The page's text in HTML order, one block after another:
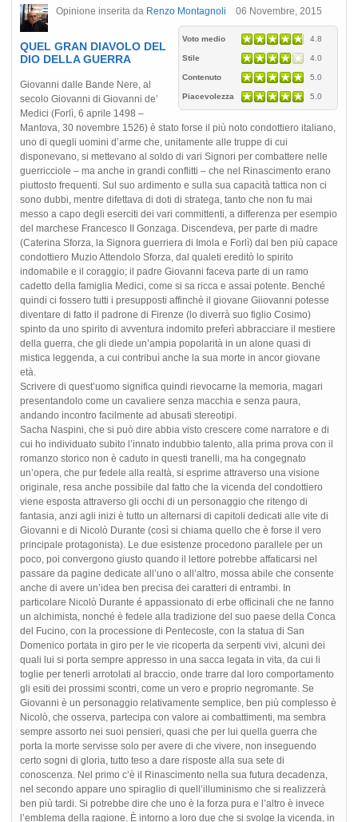
Opinione inserita da Renzo Montagnoli 06 Novembre, 2015
Voto medio 4.8
Stile 4.0
Contenuto 5.0
Piacevolezza 5.0
QUEL GRAN DIAVOLO DEL
DIO DELLA GUERRA
Giovanni dalle Bande Nere, al
secolo Giovanni di Giovanni de’
Medici (Forlì, 6 aprile 1498 –
Mantova, 30 novembre 1526) è stato forse il più noto condottiero italiano,
uno di quegli uomini d’arme che, unitamente alle truppe di cui
disponevano, si mettevano al soldo di vari Signori per combattere nelle
guerricciole – ma anche in grandi conflitti – che nel Rinascimento erano
piuttosto frequenti. Sul suo ardimento e sulla sua capacità tattica non ci
sono dubbi, mentre difettava di doti di stratega, tanto che non fu mai
messo a capo degli eserciti dei vari committenti, a differenza per esempio
del marchese Francesco II Gonzaga. Discendeva, per parte di madre
(Caterina Sforza, la Signora guerriera di Imola e Forlì) dal ben più capace
condottiero Muzio Attendolo Sforza, dal qualeti ereditò lo spirito
indomabile e il coraggio; il padre Giovanni faceva parte di un ramo
cadetto della famiglia Medici, come si sa ricca e assai potente. Benché
quindi ci fossero tutti i presupposti affinchè il giovane Giiovanni potesse
diventare di fatto il padrone di Firenze (lo diverrà suo figlio Cosimo)
spinto da uno spirito di avventura indomito preferì abbracciare il mestiere
della guerra, che gli diede un’ampia popolarità in un alone quasi di
mistica leggenda, a cui contribuì anche la sua morte in ancor giovane
età.
Scrivere di quest’uomo significa quindi rievocarne la memoria, magari
presentandolo come un cavaliere senza macchia e senza paura,
andando incontro facilmente ad abusati stereotipi.
Sacha Naspini, che si può dire abbia visto crescere come narratore e di
cui ho individuato subito l’innato indubbio talento, alla prima prova con il
romanzo storico non è caduto in questi tranelli, ma ha congegnato
un’opera, che pur fedele alla realtà, si esprime attraverso una visione
originale, resa anche possibile dal fatto che la vicenda del condottiero
viene esposta attraverso gli occhi di un personaggio che ritengo di
fantasia, anzi agli inizi è tutto un alternarsi di capitoli dedicati alle vite di
Giovanni e di Nicolò Durante (così si chiama quello che è forse il vero
principale protagonista). Le due esistenze procedono parallele per un
poco, poi convergono giusto quando il lettore potrebbe affaticarsi nel
passare da pagine dedicate all’uno o all’altro, mossa abile che consente
anche di avere un’idea ben precisa dei caratteri di entrambi. In
particolare Nicolò Durante é appassionato di erbe officinali che ne fanno
un alchimista, nonché è fedele alla tradizione del suo paese della Conca
del Fucino, con la processione di Pentecoste, con la statua di San
Domenico portata in giro per le vie ricoperta da serpenti vivi, alcuni dei
quali lui si porta sempre appresso in una sacca legata in vita, da cui li
toglie per tenerli arrotolati al braccio, onde trarre dal loro comportamento
gli esiti dei prossimi scontri, come un vero e proprio negromante. Se
Giovanni è un personaggio relativamente semplice, ben più complesso è
Nicolò, che osserva, partecipa con valore ai combattimenti, ma sembra
sempre assorto nei suoi pensieri, quasi che per lui quella guerra che
porta la morte servisse solo per avere di che vivere, non inseguendo
certo sogni di gloria, tutto teso a dare risposte alla sua sete di
conoscenza. Nel primo c’è il Rinascimento nella sua futura decadenza,
nel secondo appare uno spiraglio di quell’illuminismo che si realizzerà
ben più tardi. Si potrebbe dire che uno è la forza pura e l’altro è invece
l’emblema della ragione. È intorno a loro due che si svolge la vicenda, in